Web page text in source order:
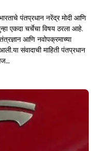
पंतप्रधान नरेंद्र मोदी आणि
एकदा चर्चेचा विषय ठरला आहे.
आणि नवोपक्रमाच्या
संवादाची माहिती पंतप्रधान